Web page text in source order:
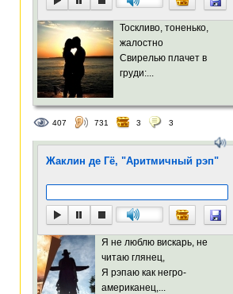
Тоскливо, тоненько,
жалостно
Свирелью плачет в
груди:...
407 731 3 3
Жаклин де Гё, "Аритмичный рэп"
Я не люблю вискарь, не
читаю глянец,
Я рэпаю как негро-
американец,...